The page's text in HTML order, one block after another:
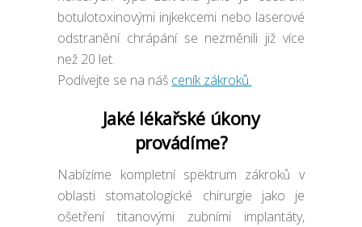
botulotoxinovými injkekcemi nebo laserové
odstranění chrápání se nezměnili již více
než 20 let.
Podívejte se na náš ceník zákroků.
Jaké lékařské úkony
provádíme?
Nabízíme kompletní spektrum zákroků v
oblasti stomatologické chirurgie jako je
ošetření titanovými zubními implantáty,